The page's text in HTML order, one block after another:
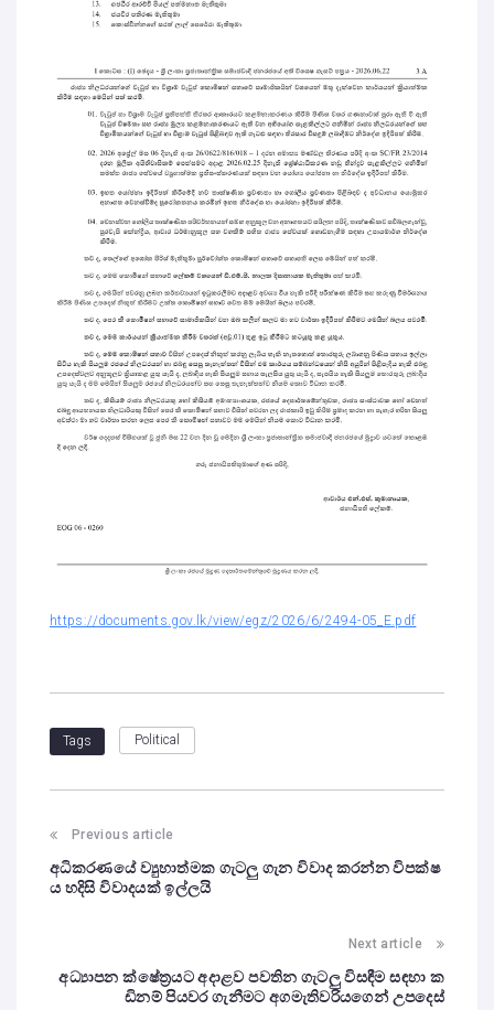
https://documents.gov.lk/view/egz/2026/6/2494-05_E.pdf
Tags Political
Previous article
අධිකරණයේ ව්‍යුහාත්මක ගැටලු ගැන විවාද කරන්න විපක්ෂ
ය හදිසි විවාදයක් ඉල්ලයි
Next article
අධ්‍යාපන ක්ෂේත්‍රයට අදාළව පවතින ගැටලු විසඳීම සඳහා ක
ඩිනම් පියවර ගැනීමට අගමැතිවරියගෙන් උපදෙස්